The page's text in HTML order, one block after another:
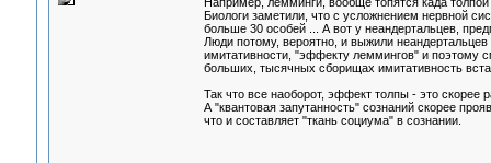
Биологи заметили, что с усложнением нервной
больше 30 особей ... А вот у неандертальцев,
Люди потому, вероятно, и выжили
имитативности, "эффекту леммингов" и поэтому
больших, тысячных сборищах имитативность
Так что все наоборот, эффект толпы - это скорее
А "квантовая запутанность" сознаний скорее
что и составляет "ткань социума" в сознании.